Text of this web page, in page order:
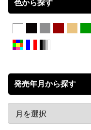
色から探す
発売年月から探す